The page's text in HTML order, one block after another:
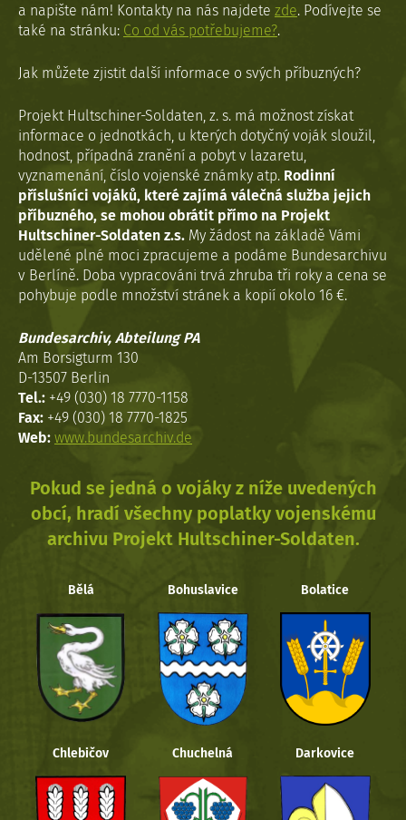
a napište nám! Kontakty na nás najdete zde. Podívejte se
také na stránku: Co od vás potřebujeme?.
Jak můžete zjistit další informace o svých příbuzných?
Projekt Hultschiner-Soldaten, z. s. má možnost získat
informace o jednotkách, u kterých dotyčný voják sloužil,
hodnost, případná zranění a pobyt v lazaretu,
vyznamenání, číslo vojenské známky atp. Rodinní
příslušníci vojáků, které zajímá válečná služba jejich
příbuzného, se mohou obrátit přímo na Projekt
Hultschiner-Soldaten z.s. My žádost na základě Vámi
udělené plné moci zpracujeme a podáme Bundesarchivu
v Berlíně. Doba vypracováni trvá zhruba tři roky a cena se
pohybuje podle množství stránek a kopií okolo 16 €.
Bundesarchiv, Abteilung PA
Am Borsigturm 130
D-13507 Berlin
Tel.: +49 (030) 18 7770-1158
Fax: +49 (030) 18 7770-1825
Web: www.bundesarchiv.de
Pokud se jedná o vojáky z níže uvedených
obcí, hradí všechny poplatky vojenskému
archivu Projekt Hultschiner-Soldaten.
Bělá Bohuslavice Bolatice
Chlebičov Chuchelná Darkovice